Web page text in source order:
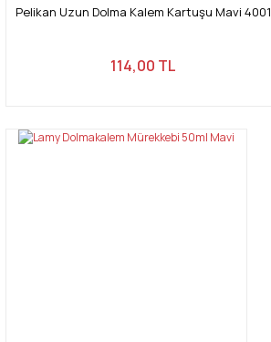
Pelikan Uzun Dolma Kalem Kartuşu Mavi 4001
114,00 TL